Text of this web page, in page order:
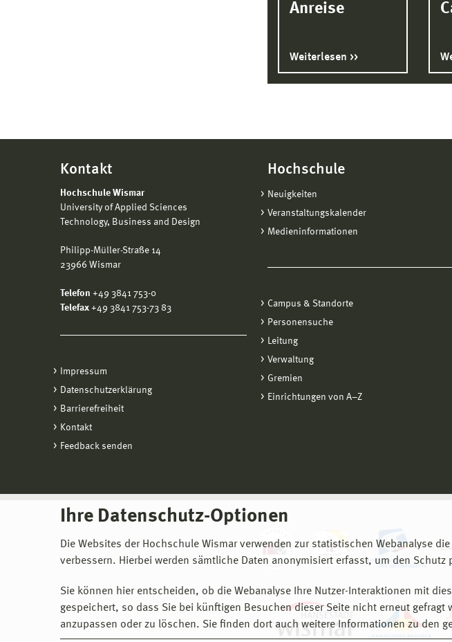
Ihre Datenschutz-Optionen
Die Websites der Hochschule Wismar verwenden zur statistischen Webanalyse
verbessern. Hierbei werden sämtliche Daten anonymisiert erfasst, um den Schutz
Sie können hier entscheiden, ob die Webanalyse Ihre Nutzer-Interaktionen mit
gespeichert, so dass Sie bei künftigen Besuchen dieser Seite nicht erneut gefragt
anzupassen oder zu löschen. Sie finden dort auch weitere Informationen zu den
Anreise
Weiterlesen
Kontakt
Hochschule Wismar
University of Applied Sciences
Technology, Business and Design
Philipp-Müller-Straße 14
23966 Wismar
Telefon +49 3841 753-0
Telefax +49 3841 753-73 83
Impressum
Datenschutzerklärung
Barrierefreiheit
Kontakt
Feedback senden
Hochschule
Neuigkeiten
Veranstaltungskalender
Medieninformationen
Campus & Standorte
Personensuche
Leitung
Verwaltung
Gremien
Einrichtungen von A−Z